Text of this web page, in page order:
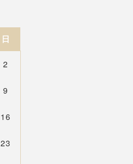
日
2
9
16
23